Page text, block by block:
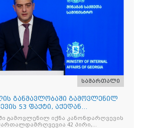
სამართალი
განმავლობაში გამოვლენილ
53 ფაქტი, აქედან
გამოვლენილ იქნა კანონდარღვევის
42 პირი,